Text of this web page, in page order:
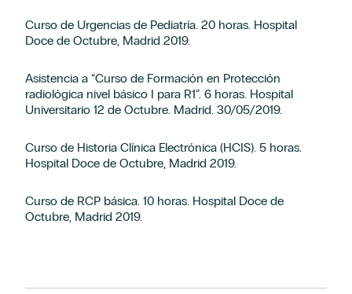
Curso de Urgencias de Pediatría. 20 horas. Hospital
Doce de Octubre, Madrid 2019.
Asistencia a “Curso de Formación en Protección
radiológica nivel básico I para R1”. 6 horas. Hospital
Universitario 12 de Octubre. Madrid. 30/05/2019.
Curso de Historia Clínica Electrónica (HCIS). 5 horas.
Hospital Doce de Octubre, Madrid 2019.
Curso de RCP básica. 10 horas. Hospital Doce de
Octubre, Madrid 2019.